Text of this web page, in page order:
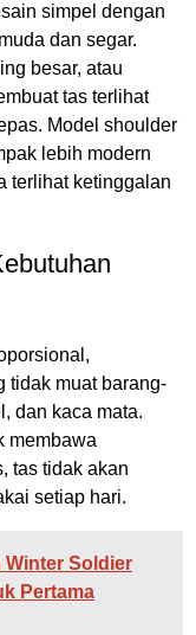
simpel dengan
dan segar.
besar, atau
tas terlihat
Model shoulder
lebih modern
terlihat ketinggalan
tidak muat barang-
dan kaca mata.
membawa
tas tidak akan
setiap hari.
Winter Soldier
Pertama